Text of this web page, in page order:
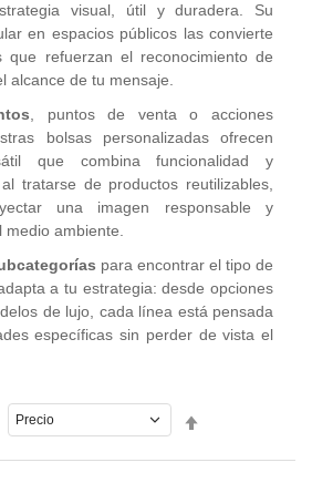
visual, útil y duradera. Su
en espacios públicos las convierte
que refuerzan el reconocimiento de
alcance de tu mensaje.
, puntos de venta o acciones
bolsas personalizadas ofrecen
que combina funcionalidad y
tratarse de productos reutilizables,
una imagen responsable y
ambiente.
para encontrar el tipo de
a tu estrategia: desde opciones
de lujo, cada línea está pensada
específicas sin perder de vista el
Descendente